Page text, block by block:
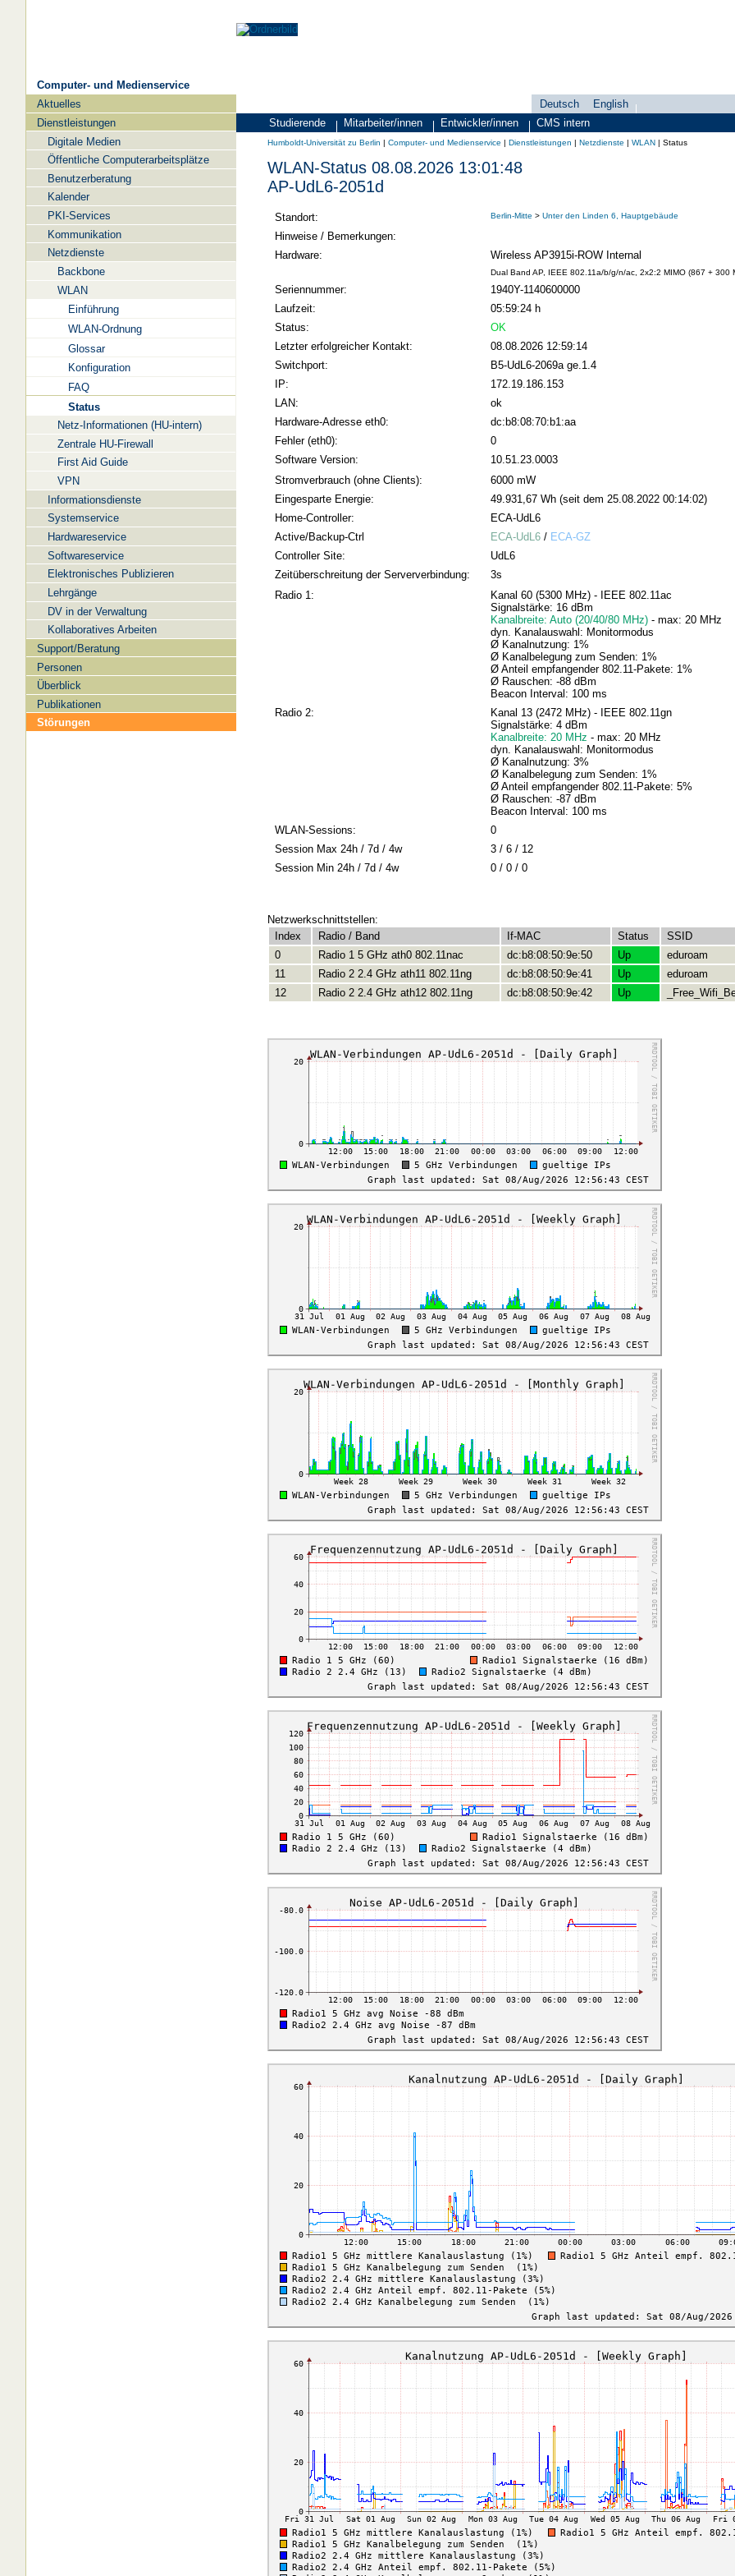
Computer- und Medienservice
Navigation
Aktuelles
Dienstleistungen
Digitale Medien
Öffentliche Computerarbeitsplätze
Benutzerberatung
Kalender
PKI-Services
Kommunikation
Netzdienste
Backbone
WLAN
Einführung
WLAN-Ordnung
Glossar
Konfiguration
FAQ
Status
Netz-Informationen (HU-intern)
Zentrale HU-Firewall
First Aid Guide
VPN
Informationsdienste
Systemservice
Hardwareservice
Softwareservice
Elektronisches Publizieren
Lehrgänge
DV in der Verwaltung
Kollaboratives Arbeiten
Support/Beratung
Personen
Überblick
Publikationen
Störungen
Zielgruppen
Studierende Mitarbeiter/innen Entwickler/innen CMS intern
Sprachauswahl
Deutsch
English
search-menu
Humboldt-
Universität
Computer-
und
Humboldt-Universität zu Berlin | Computer- und Medienservice | Dienstleistungen | Netzdienste | WLAN | Status
WLAN-Status 08.08.2026 13:01:48
AP-UdL6-2051d
Standort: Berlin-Mitte > Unter den Linden 6, Hauptgebäude
Hinweise / Bemerkungen:
Hardware:
Wireless AP3915i-ROW Internal
Dual Band AP, IEEE 802.11a/b/g/n/ac, 2x2:2 MIMO (867 + 300
Seriennummer:
1940Y-1140600000
Laufzeit:
05:59:24 h
Status:
OK
Letzter erfolgreicher Kontakt:
08.08.2026 12:59:14
Switchport:
B5-UdL6-2069a ge.1.4
IP:
172.19.186.153
LAN:
ok
Hardware-Adresse eth0:
dc:b8:08:70:b1:aa
Fehler (eth0):
0
Software Version:
10.51.23.0003
Stromverbrauch (ohne Clients):
6000 mW
Eingesparte Energie:
49.931,67 Wh (seit dem 25.08.2022 00:14:02)
Home-Controller:
ECA-UdL6
Active/Backup-Ctrl
ECA-UdL6/ ECA-GZ
Controller Site:
UdL6
Zeitüberschreitung der Serververbindung:
3s
Radio 1:
Kanal 60 (5300 MHz) - IEEE 802.11ac
Signalstärke: 16 dBm
Kanalbreite: Auto (20/40/80 MHz) - max: 20 MHz
dyn. Kanalauswahl: Monitormodus
Ø Kanalnutzung: 1%
Ø Kanalbelegung zum Senden: 1%
Ø Anteil empfangender 802.11-Pakete: 1%
Ø Rauschen: -88 dBm
Beacon Interval: 100 ms
Radio 2:
Kanal 13 (2472 MHz) - IEEE 802.11gn
Signalstärke: 4 dBm
Kanalbreite: 20 MHz - max: 20 MHz
dyn. Kanalauswahl: Monitormodus
Ø Kanalnutzung: 3%
Ø Kanalbelegung zum Senden: 1%
Ø Anteil empfangender 802.11-Pakete: 5%
Ø Rauschen: -87 dBm
Beacon Interval: 100 ms
WLAN-Sessions:
0
Session Max 24h / 7d / 4w
3 / 6 / 12
Session Min 24h / 7d / 4w
0 / 0 / 0
Netzwerkschnittstellen:
Index
Radio / Band If-MAC Status SSID
0
Radio 1 5 GHz ath0 802.11nac dc:b8:08:50:9e:50 Up
eduroam
11
Radio 2 2.4 GHz ath11 802.11ng dc:b8:08:50:9e:41 Up
eduroam
12
Radio 2 2.4 GHz ath12 802.11ng dc:b8:08:50:9e:42 Up